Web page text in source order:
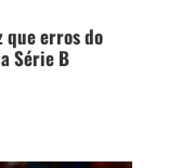
que erros do
Série B